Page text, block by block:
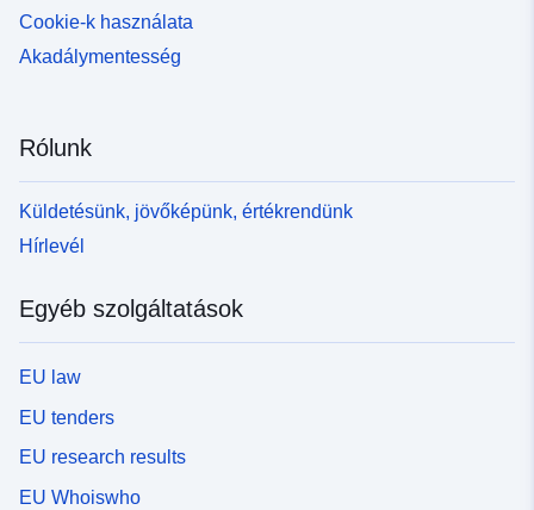
Cookie-k használata
Akadálymentesség
Rólunk
Küldetésünk, jövőképünk, értékrendünk
Hírlevél
Egyéb szolgáltatások
EU law
EU tenders
EU research results
EU Whoiswho